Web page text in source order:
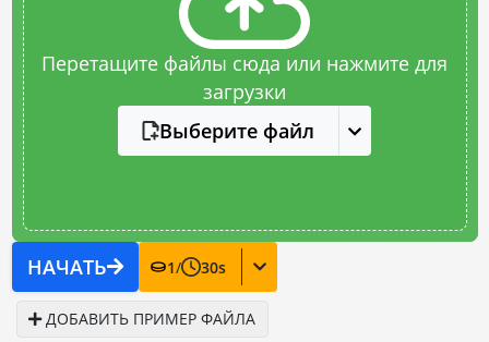
Перетащите файлы сюда или нажмите для
загрузки
Выберите файл
НАЧАТЬ 1/ 30s
ДОБАВИТЬ ПРИМЕР ФАЙЛА